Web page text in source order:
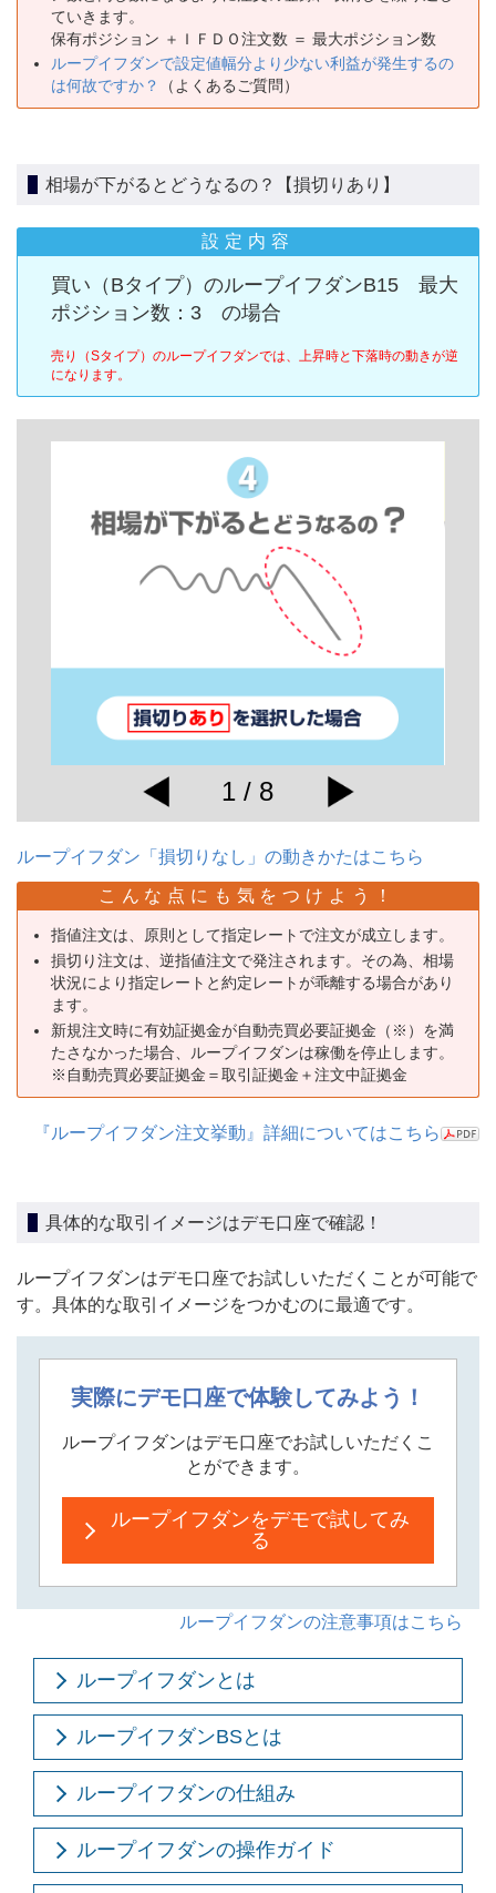
ていきます。
保有ポジション ＋ＩＦＤＯ注文数 ＝ 最大ポジション数
ループイフダンで設定値幅分より少ない利益が発生するの
は何故ですか？
（よくあるご質問）
相場が下がるとどうなるの？【損切りあり】
設定内容
買い（Bタイプ）のループイフダンB15 最大
ポジション数：3 の場合
売り（Sタイプ）のループイフダンでは、上昇時と下落時の動きが逆
になります。
1 / 8
ループイフダン「損切りなし」の動きかたはこちら
こんな点にも気をつけよう！
指値注文は、原則として指定レートで注文が成立します。
損切り注文は、逆指値注文で発注されます。その為、相場
状況により指定レートと約定レートが乖離する場合があり
ます。
新規注文時に有効証拠金が自動売買必要証拠金（※）を満
たさなかった場合、ループイフダンは稼働を停止します。
※自動売買必要証拠金＝取引証拠金＋注文中証拠金
『ループイフダン注文挙動』詳細についてはこちら
具体的な取引イメージはデモ口座で確認！
ループイフダンはデモ口座でお試しいただくことが可能で
す。具体的な取引イメージをつかむのに最適です。
実際にデモ口座で体験してみよう！
ループイフダンはデモ口座でお試しいただくこ
とができます。
ループイフダンをデモで試してみ
る
ループイフダンの注意事項はこちら
ループイフダンとは
ループイフダンBSとは
ループイフダンの仕組み
ループイフダンの操作ガイド